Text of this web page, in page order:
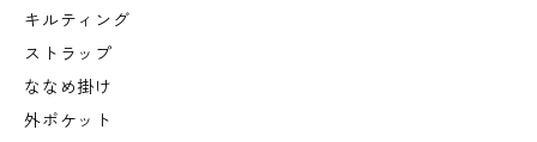
キルティング
ストラップ
ななめ掛け
外ポケット